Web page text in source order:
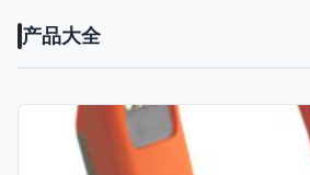
产品大全